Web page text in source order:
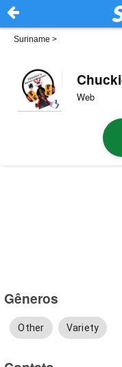
Suriname >
Web
Gêneros
Other Variety